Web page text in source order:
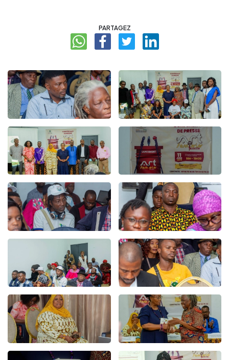
PARTAGEZ